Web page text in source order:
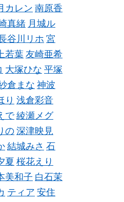
カレン 南原香
真緒 月城ル
谷川リホ 宮
若葉 友崎亜希
大塚ひな 平塚
倉まな 神波
り 浅倉彩音
で 綾瀬メグ
の深津映見
結城みさ 石
夏 桜花えり
美和子 白石茉
ティア 安住